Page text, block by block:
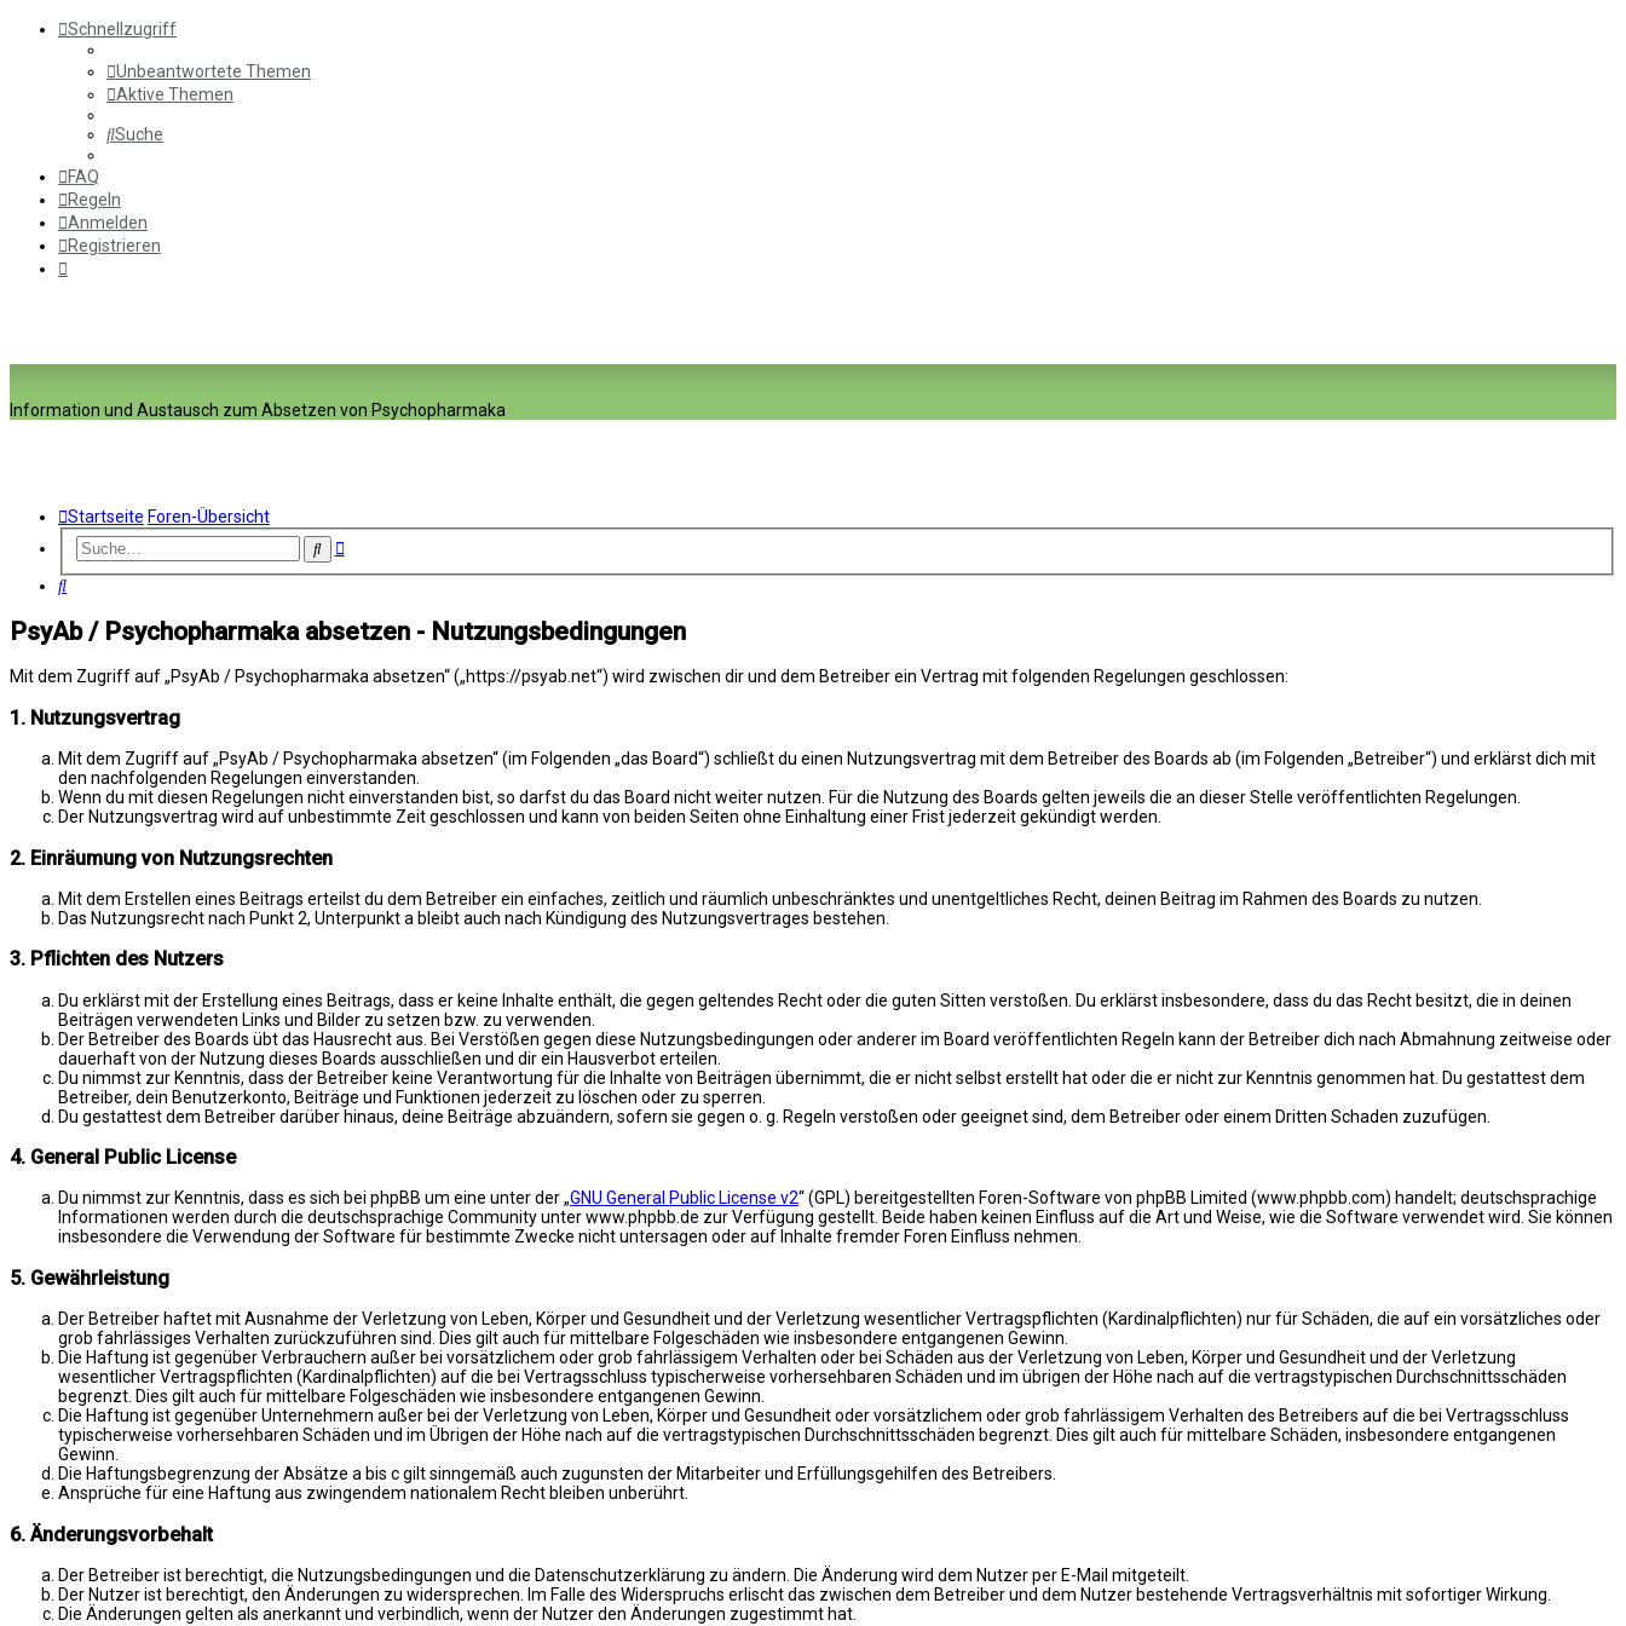
Schnellzugriff
Unbeantwortete Themen
Aktive Themen
Suche
FAQ
Regeln
Anmelden
Registrieren
Information und Austausch zum Absetzen von Psychopharmaka
Startseite Foren-Übersicht
SucheErweiterte
Suche
PsyAb / Psychopharmaka absetzen - Nutzungsbedingungen
Mit dem Zugriff auf „PsyAb / Psychopharmaka absetzen“ („https://psyab.net“) wird zwischen dir und dem Betreiber ein Vertrag mit folgenden Regelungen geschlossen:
1. Nutzungsvertrag
Mit dem Zugriff auf „PsyAb / Psychopharmaka absetzen“ (im Folgenden „das Board“) schließt du einen Nutzungsvertrag mit dem Betreiber des Boards ab (im Folgenden „Betreiber“) und erklärst dich mit
den nachfolgenden Regelungen einverstanden.
Wenn du mit diesen Regelungen nicht einverstanden bist, so darfst du das Board nicht weiter nutzen. Für die Nutzung des Boards gelten jeweils die an dieser Stelle veröffentlichten Regelungen.
Der Nutzungsvertrag wird auf unbestimmte Zeit geschlossen und kann von beiden Seiten ohne Einhaltung einer Frist jederzeit gekündigt werden.
2. Einräumung von Nutzungsrechten
Mit dem Erstellen eines Beitrags erteilst du dem Betreiber ein einfaches, zeitlich und räumlich unbeschränktes und unentgeltliches Recht, deinen Beitrag im Rahmen des Boards zu nutzen.
Das Nutzungsrecht nach Punkt 2, Unterpunkt a bleibt auch nach Kündigung des Nutzungsvertrages bestehen.
3. Pflichten des Nutzers
Du erklärst mit der Erstellung eines Beitrags, dass er keine Inhalte enthält, die gegen geltendes Recht oder die guten Sitten verstoßen. Du erklärst insbesondere, dass du das Recht besitzt, die in deinen
Beiträgen verwendeten Links und Bilder zu setzen bzw. zu verwenden.
Der Betreiber des Boards übt das Hausrecht aus. Bei Verstößen gegen diese Nutzungsbedingungen oder anderer im Board veröffentlichten Regeln kann der Betreiber dich nach Abmahnung zeitweise oder
dauerhaft von der Nutzung dieses Boards ausschließen und dir ein Hausverbot erteilen.
Du nimmst zur Kenntnis, dass der Betreiber keine Verantwortung für die Inhalte von Beiträgen übernimmt, die er nicht selbst erstellt hat oder die er nicht zur Kenntnis genommen hat. Du gestattest dem
Betreiber, dein Benutzerkonto, Beiträge und Funktionen jederzeit zu löschen oder zu sperren.
Du gestattest dem Betreiber darüber hinaus, deine Beiträge abzuändern, sofern sie gegen o. g. Regeln verstoßen oder geeignet sind, dem Betreiber oder einem Dritten Schaden zuzufügen.
4. General Public License
Du nimmst zur Kenntnis, dass es sich bei phpBB um eine unter der „GNU General Public License v2“ (GPL) bereitgestellten Foren-Software von phpBB Limited (www.phpbb.com) handelt; deutschsprachige
Informationen werden durch die deutschsprachige Community unter www.phpbb.de zur Verfügung gestellt. Beide haben keinen Einfluss auf die Art und Weise, wie die Software verwendet wird. Sie können
insbesondere die Verwendung der Software für bestimmte Zwecke nicht untersagen oder auf Inhalte fremder Foren Einfluss nehmen.
5. Gewährleistung
Der Betreiber haftet mit Ausnahme der Verletzung von Leben, Körper und Gesundheit und der Verletzung wesentlicher Vertragspflichten (Kardinalpflichten) nur für Schäden, die auf ein vorsätzliches oder
grob fahrlässiges Verhalten zurückzuführen sind. Dies gilt auch für mittelbare Folgeschäden wie insbesondere entgangenen Gewinn.
Die Haftung ist gegenüber Verbrauchern außer bei vorsätzlichem oder grob fahrlässigem Verhalten oder bei Schäden aus der Verletzung von Leben, Körper und Gesundheit und der Verletzung
wesentlicher Vertragspflichten (Kardinalpflichten) auf die bei Vertragsschluss typischerweise vorhersehbaren Schäden und im übrigen der Höhe nach auf die vertragstypischen Durchschnittsschäden
begrenzt. Dies gilt auch für mittelbare Folgeschäden wie insbesondere entgangenen Gewinn.
Die Haftung ist gegenüber Unternehmern außer bei der Verletzung von Leben, Körper und Gesundheit oder vorsätzlichem oder grob fahrlässigem Verhalten des Betreibers auf die bei Vertragsschluss
typischerweise vorhersehbaren Schäden und im Übrigen der Höhe nach auf die vertragstypischen Durchschnittsschäden begrenzt. Dies gilt auch für mittelbare Schäden, insbesondere entgangenen
Gewinn.
Die Haftungsbegrenzung der Absätze a bis c gilt sinngemäß auch zugunsten der Mitarbeiter und Erfüllungsgehilfen des Betreibers.
Ansprüche für eine Haftung aus zwingendem nationalem Recht bleiben unberührt.
6. Änderungsvorbehalt
Der Betreiber ist berechtigt, die Nutzungsbedingungen und die Datenschutzerklärung zu ändern. Die Änderung wird dem Nutzer per E-Mail mitgeteilt.
Der Nutzer ist berechtigt, den Änderungen zu widersprechen. Im Falle des Widerspruchs erlischt das zwischen dem Betreiber und dem Nutzer bestehende Vertragsverhältnis mit sofortiger Wirkung.
Die Änderungen gelten als anerkannt und verbindlich, wenn der Nutzer den Änderungen zugestimmt hat.